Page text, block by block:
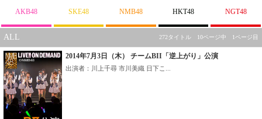
AKB48 SKE48 NMB48 HKT48 NGT48
ALL 272タイトル 10ページ中 1ページ目
2014年7月3日（木） チームBII「逆上がり」公演
出演者：川上千尋 市川美織 日下こ...